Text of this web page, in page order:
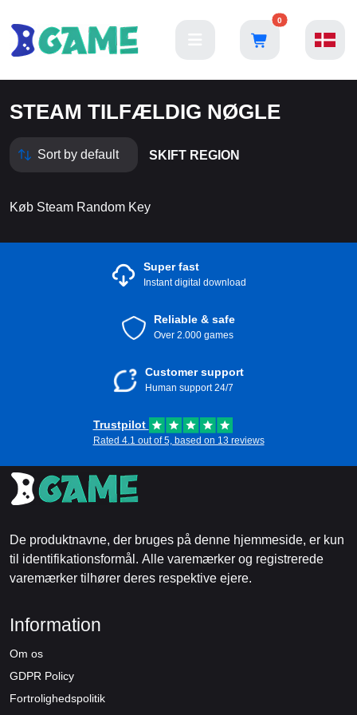
0
STEAM TILFÆLDIG NØGLE
SKIFT REGION
Køb Steam Random Key
Super fast
Instant digital download
Reliable & safe
Over 2.000 games
Customer support
Human support 24/7
Trustpilot
Rated 4.1 out of 5, based on 13 reviews
De produktnavne, der bruges på denne hjemmeside, er kun
til identifikationsformål. Alle varemærker og registrerede
varemærker tilhører deres respektive ejere.
Information
Om os
GDPR Policy
Fortrolighedspolitik